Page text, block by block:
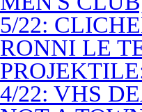
5/22:
RONNI LE
4/22: VHS